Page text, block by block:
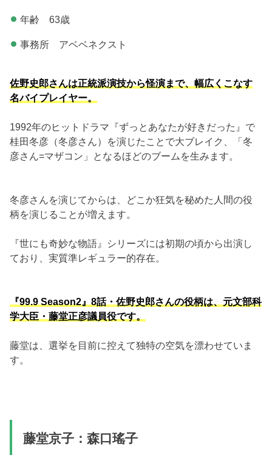
年齢 63歳
事務所 アベベネクスト
佐野史郎さんは正統派演技から怪演まで、幅広くこなす
名バイプレイヤー。
1992年のヒットドラマ『ずっとあなたが好きだった』で
桂田冬彦（冬彦さん）を演じたことで大ブレイク、「冬
彦さん=マザコン」となるほどのブームを生みます。
冬彦さんを演じてからは、どこか狂気を秘めた人間の役
柄を演じることが増えます。
『世にも奇妙な物語』シリーズには初期の頃から出演し
ており、実質準レギュラー的存在。
『99.9 Season2』8話・佐野史郎さんの役柄は、元文部科
学大臣・藤堂正彦議員役です。
藤堂は、選挙を目前に控えて独特の空気を漂わせていま
す。
藤堂京子：森口瑤子